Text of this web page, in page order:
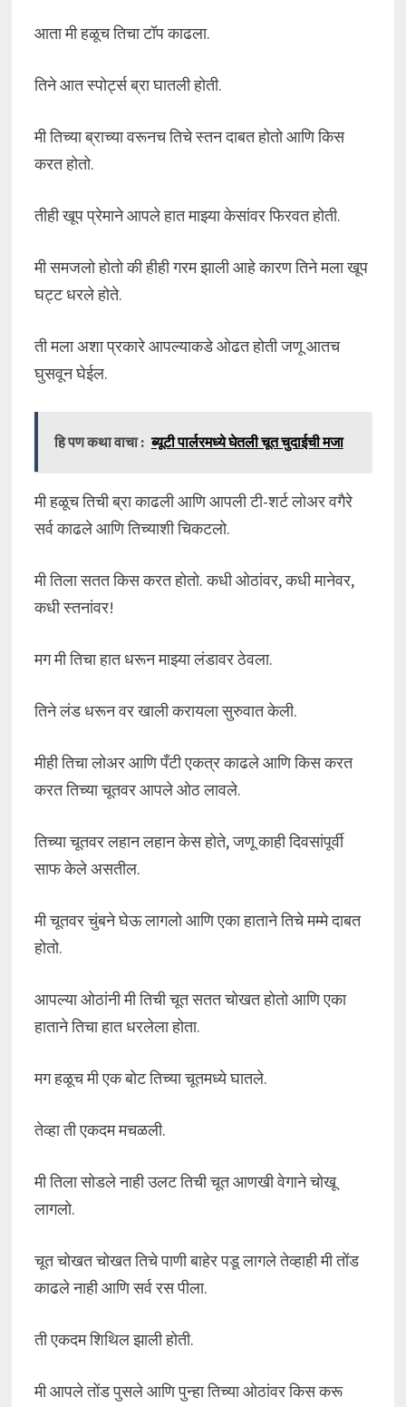
आता मी हळूच तिचा टॉप काढला.
तिने आत स्पोर्ट्स ब्रा घातली होती.
मी तिच्या ब्राच्या वरूनच तिचे स्तन दाबत होतो आणि किस
करत होतो.
तीही खूप प्रेमाने आपले हात माझ्या केसांवर फिरवत होती.
मी समजलो होतो की हीही गरम झाली आहे कारण तिने मला खूप
घट्ट धरले होते.
ती मला अशा प्रकारे आपल्याकडे ओढत होती जणू आतच
घुसवून घेईल.
हि पण कथा वाचा : ब्यूटी पार्लरमध्ये घेतली चूत चुदाईची मजा
मी हळूच तिची ब्रा काढली आणि आपली टी-शर्ट लोअर वगैरे
सर्व काढले आणि तिच्याशी चिकटलो.
मी तिला सतत किस करत होतो. कधी ओठांवर, कधी मानेवर,
कधी स्तनांवर!
मग मी तिचा हात धरून माझ्या लंडावर ठेवला.
तिने लंड धरून वर खाली करायला सुरुवात केली.
मीही तिचा लोअर आणि पँटी एकत्र काढले आणि किस करत
करत तिच्या चूतवर आपले ओठ लावले.
तिच्या चूतवर लहान लहान केस होते, जणू काही दिवसांपूर्वी
साफ केले असतील.
मी चूतवर चुंबने घेऊ लागलो आणि एका हाताने तिचे मम्मे दाबत
होतो.
आपल्या ओठांनी मी तिची चूत सतत चोखत होतो आणि एका
हाताने तिचा हात धरलेला होता.
मग हळूच मी एक बोट तिच्या चूतमध्ये घातले.
तेव्हा ती एकदम मचळली.
मी तिला सोडले नाही उलट तिची चूत आणखी वेगाने चोखू
लागलो.
चूत चोखत चोखत तिचे पाणी बाहेर पडू लागले तेव्हाही मी तोंड
काढले नाही आणि सर्व रस पीला.
ती एकदम शिथिल झाली होती.
मी आपले तोंड पुसले आणि पुन्हा तिच्या ओठांवर किस करू